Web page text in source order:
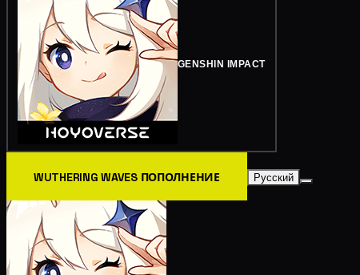
GENSHIN IMPACT
WUTHERING WAVES ПОПОЛНЕНИЕ Русский